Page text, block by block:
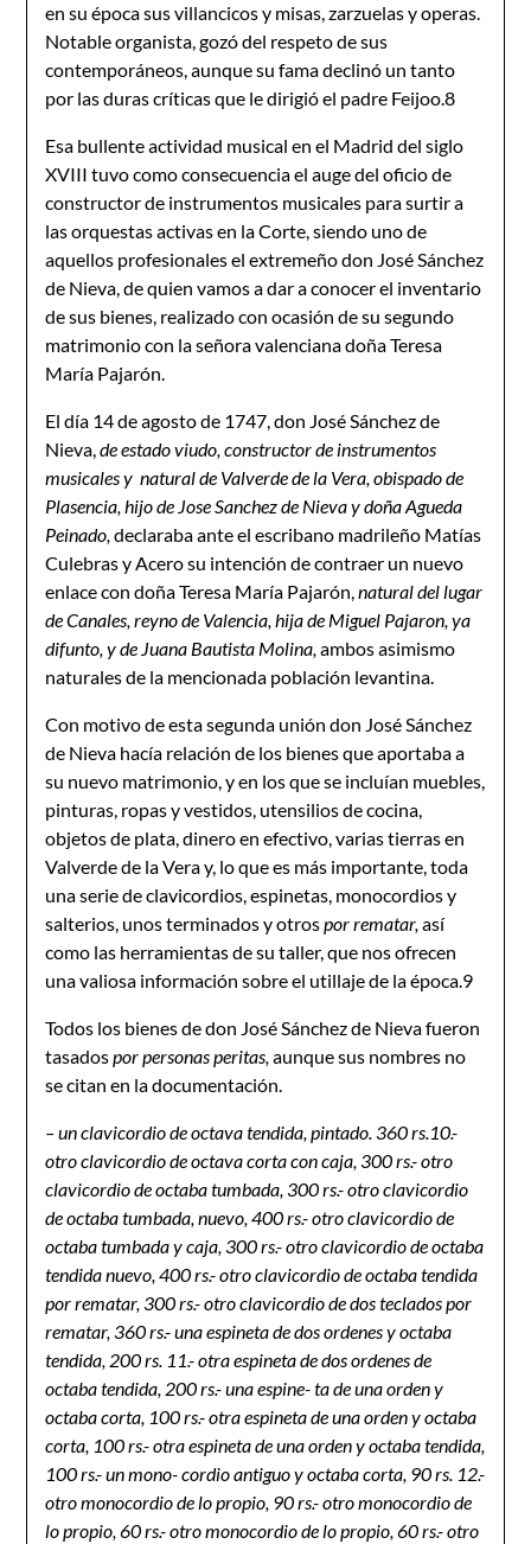
en su época sus villancicos y misas, zarzuelas y operas.
Notable organista, gozó del respeto de sus
contemporáneos, aunque su fama declinó un tanto
por las duras críticas que le dirigió el padre Feijoo.8
Esa bullente actividad musical en el Madrid del siglo
XVIII tuvo como consecuencia el auge del oficio de
constructor de instrumentos musicales para surtir a
las orquestas activas en la Corte, siendo uno de
aquellos profesionales el extremeño don José Sánchez
de Nieva, de quien vamos a dar a conocer el inventario
de sus bienes, realizado con ocasión de su segundo
matrimonio con la señora valenciana doña Teresa
María Pajarón.
El día 14 de agosto de 1747, don José Sánchez de
Nieva,de estado viudo, constructor de instrumentos
musicales y natural de Valverde de la Vera, obispado de
Plasencia, hijo de Jose Sanchez de Nieva y doña Agueda
Peinado,declaraba ante el escribano madrileño Matías
Culebras y Acero su intención de contraer un nuevo
enlace con doña Teresa María Pajarón,natural del lugar
de Canales, reyno de Valencia, hija de Miguel Pajaron, ya
difunto, y de Juana Bautista Molina,ambos asimismo
naturales de la mencionada población levantina.
Con motivo de esta segunda unión don José Sánchez
de Nieva hacía relación de los bienes que aportaba a
su nuevo matrimonio, y en los que se incluían muebles,
pinturas, ropas y vestidos, utensilios de cocina,
objetos de plata, dinero en efectivo, varias tierras en
Valverde de la Vera y, lo que es más importante, toda
una serie de clavicordios, espinetas, monocordios y
salterios, unos terminados y otrospor rematar,así
como las herramientas de su taller, que nos ofrecen
una valiosa información sobre el utillaje de la época.9
Todos los bienes de don José Sánchez de Nieva fueron
tasadospor personas peritas,aunque sus nombres no
se citan en la documentación.
– un clavicordio de octava tendida, pintado. 360 rs.10.-
otro clavicordio de octava corta con caja, 300 rs.- otro
clavicordio de octaba tumbada, 300 rs.- otro clavicordio
de octaba tumbada, nuevo, 400 rs.- otro clavicordio de
octaba tumbada y caja, 300 rs.- otro clavicordio de octaba
tendida nuevo, 400 rs.- otro clavicordio de octaba tendida
por rematar, 300 rs.- otro clavicordio de dos teclados por
rematar, 360 rs.- una espineta de dos ordenes y octaba
tendida, 200 rs. 11.- otra espineta de dos ordenes de
octaba tendida, 200 rs.- una espine- ta de una orden y
octaba corta, 100 rs.- otra espineta de una orden y octaba
corta, 100 rs.- otra espineta de una orden y octaba tendida,
100 rs.- un mono- cordio antiguo y octaba corta, 90 rs. 12.-
otro monocordio de lo propio, 90 rs.- otro monocordio de
lo propio, 60 rs.- otro monocordio de lo propio, 60 rs.- otro